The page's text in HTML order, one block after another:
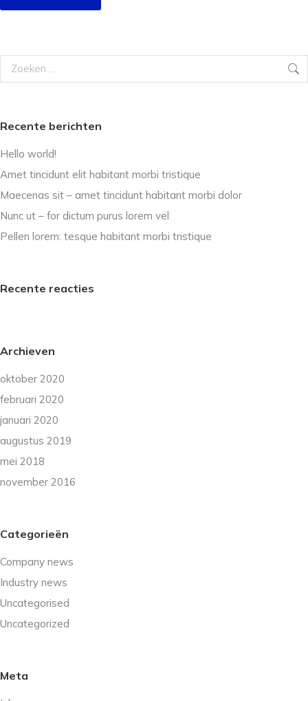
Search:
Recente berichten
Hello world!
Amet tincidunt elit habitant morbi tristique
Maecenas sit – amet tincidunt habitant morbi dolor
Nunc ut – for dictum purus lorem vel
Pellen lorem: tesque habitant morbi tristique
Recente reacties
Archieven
oktober 2020
februari 2020
januari 2020
augustus 2019
mei 2018
november 2016
Categorieën
Company news
Industry news
Uncategorised
Uncategorized
Meta